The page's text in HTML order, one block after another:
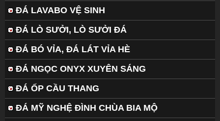
ĐÁ LAVABO VỆ SINH
ĐÁ LÒ SƯỞI, LÒ SƯỞI ĐÁ
ĐÁ BÓ VỈA, ĐÁ LÁT VỈA HÈ
ĐÁ NGỌC ONYX XUYÊN SÁNG
ĐÁ ỐP CẦU THANG
ĐÁ MỸ NGHỆ ĐÌNH CHÙA BIA MỘ